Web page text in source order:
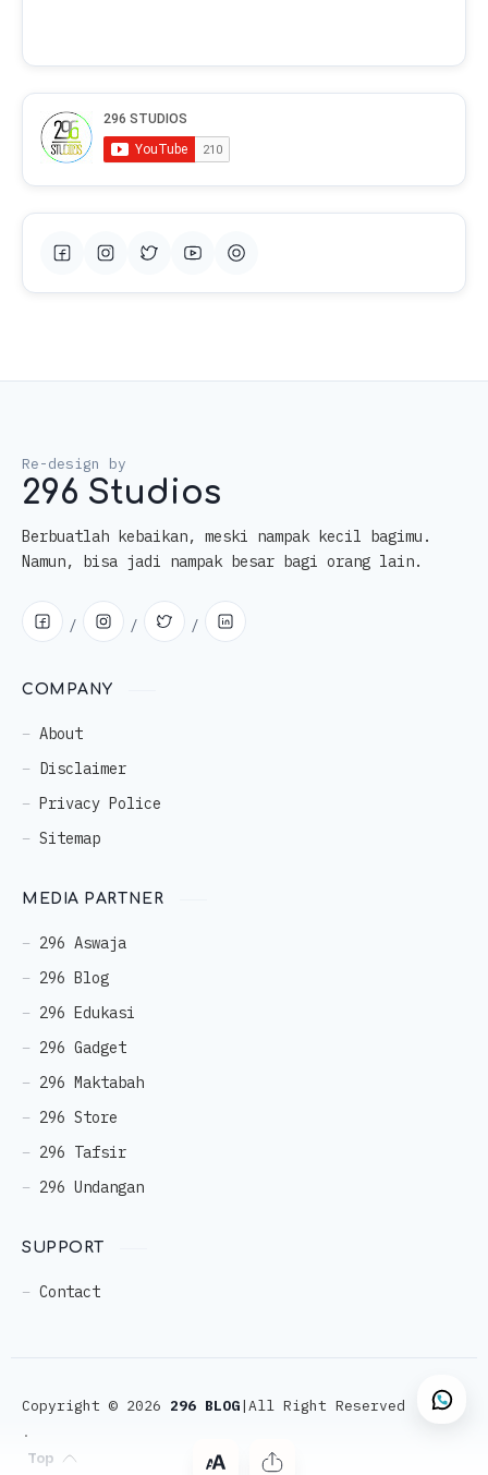
296 Studios
Berbuatlah kebaikan, meski nampak kecil bagimu.
Namun, bisa jadi nampak besar bagi orang lain.
COMPANY
About
Disclaimer
Privacy Police
Sitemap
MEDIA PARTNER
296 Aswaja
296 Blog
296 Edukasi
296 Gadget
296 Maktabah
296 Store
296 Tafsir
296 Undangan
SUPPORT
Contact
Copyright © 2026 296 BLOG|All Right Reserved
.